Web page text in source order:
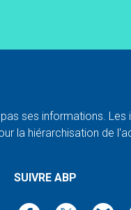
ses informations. Les
la hiérarchisation de
SUIVRE ABP